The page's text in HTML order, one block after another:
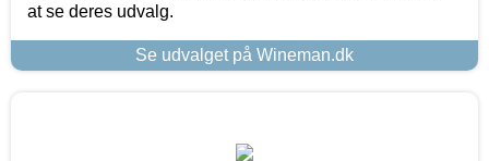
at se deres udvalg.
Se udvalget på Wineman.dk